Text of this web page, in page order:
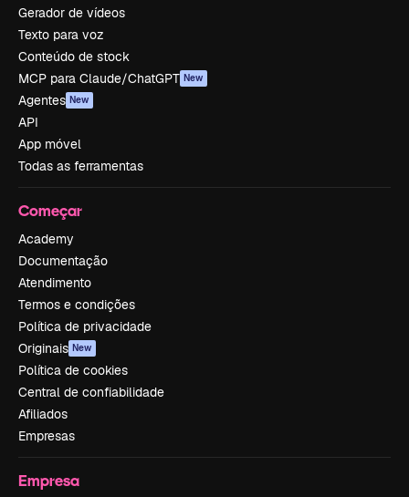
Gerador de vídeos
Texto para voz
Conteúdo de stock
MCP para Claude/ChatGPT New
Agentes New
API
App móvel
Todas as ferramentas
Começar
Academy
Documentação
Atendimento
Termos e condições
Política de privacidade
Originais New
Política de cookies
Central de confiabilidade
Afiliados
Empresas
Empresa